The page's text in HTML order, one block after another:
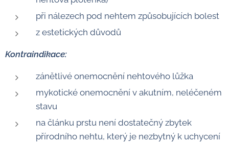
při nálezech pod nehtem způsobujících bolest
z estetických důvodů
Kontraindikace:
zánětlivé onemocnění nehtového lůžka
mykotické onemocnění v akutním, neléčeném
stavu
na článku prstu není dostatečný zbytek
přírodního nehtu, který je nezbytný k uchycení